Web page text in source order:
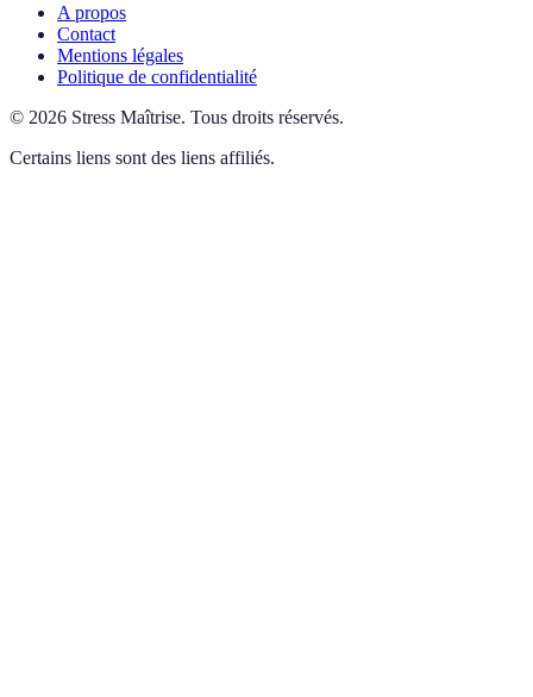
A propos
Contact
Mentions légales
Politique de confidentialité
© 2026 Stress Maîtrise. Tous droits réservés.
Certains liens sont des liens affiliés.